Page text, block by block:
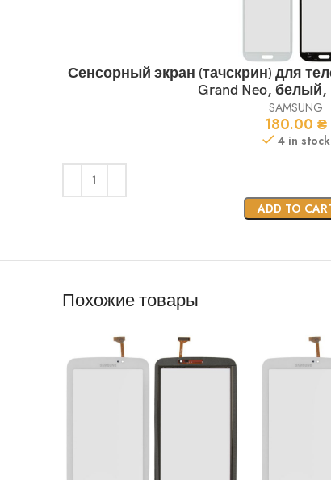
Сенсорный экран (тачскрин) для
Grand Neo, белый,
SAMSUNG
180.00 ₴
4 in stock
ADD TO
Похожие товары